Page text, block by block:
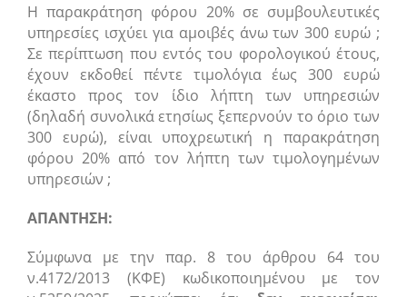
Η παρακράτηση φόρου 20% σε συμβουλευτικές
υπηρεσίες ισχύει για αμοιβές άνω των 300 ευρώ ;
Σε περίπτωση που εντός του φορολογικού έτους,
έχουν εκδοθεί πέντε τιμολόγια έως 300 ευρώ
έκαστο προς τον ίδιο λήπτη των υπηρεσιών
(δηλαδή συνολικά ετησίως ξεπερνούν το όριο των
300 ευρώ), είναι υποχρεωτική η παρακράτηση
φόρου 20% από τον λήπτη των τιμολογημένων
υπηρεσιών ;
ΑΠΑΝΤΗΣΗ:
Σύμφωνα με την παρ. 8 του άρθρου 64 του
ν.4172/2013 (ΚΦΕ) κωδικοποιημένου με τον